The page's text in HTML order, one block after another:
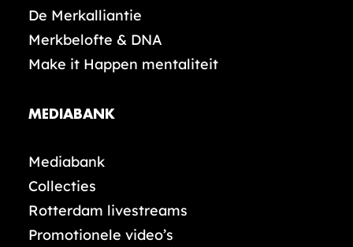
De Merkalliantie
Merkbelofte & DNA
Make it Happen mentaliteit
MEDIABANK
Mediabank
Collecties
Rotterdam livestreams
Promotionele video’s